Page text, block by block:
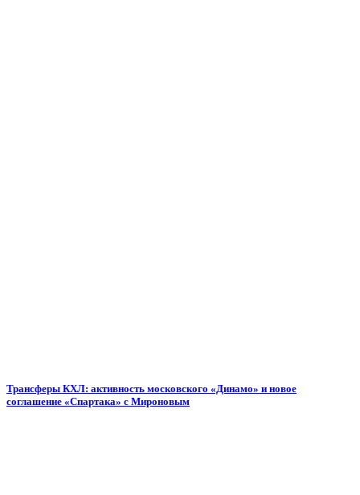
Трансферы КХЛ: активность московского «Динамо» и новое
соглашение «Спартака» с Мироновым